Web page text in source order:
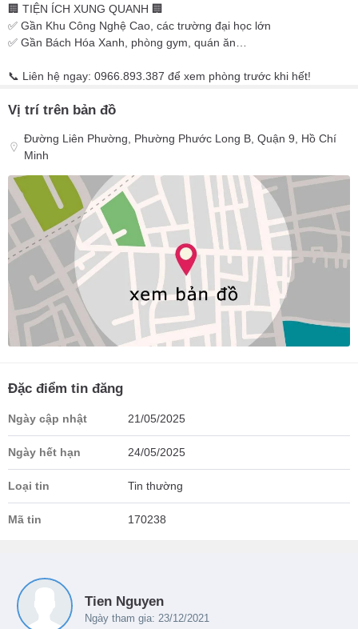
🏢 TIỆN ÍCH XUNG QUANH 🏢
✅ Gần Khu Công Nghệ Cao, các trường đại học lớn
✅ Gần Bách Hóa Xanh, phòng gym, quán ăn…
📞 Liên hệ ngay: 0966.893.387 để xem phòng trước khi hết!
Vị trí trên bản đồ
Đường Liên Phường, Phường Phước Long B, Quận 9, Hồ Chí
Minh
Đặc điểm tin đăng
Ngày cập nhật 21/05/2025
Ngày hết hạn 24/05/2025
Loại tin Tin thường
Mã tin 170238
Tien Nguyen
Ngày tham gia: 23/12/2021